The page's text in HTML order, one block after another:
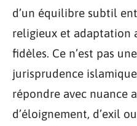
d’un équilibre subtil
religieux et adaptation
fidèles. Ce n’est pas
jurisprudence
répondre avec nuance
d’éloignement, d’exil